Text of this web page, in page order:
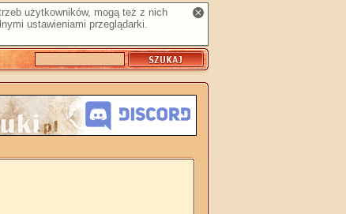
użytkowników, mogą też z nich
ustawieniami przeglądarki.